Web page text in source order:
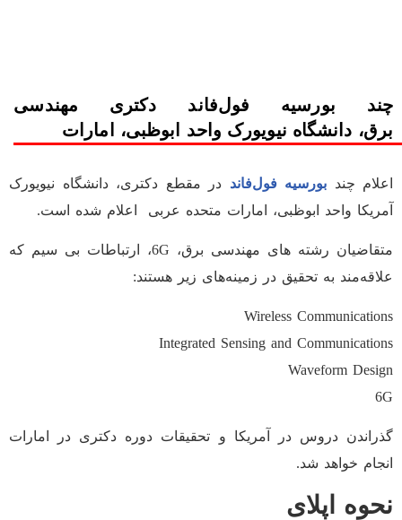
چند بورسیه فول‌فاند دکتری مهندسی
برق، دانشگاه نیویورک واحد ابوظبی، امارات
اعلام چند بورسیه فول‌فاند در مقطع دکتری، دانشگاه نیویورک
آمریکا واحد ابوظبی، امارات متحده عربی اعلام شده است.
متقاضیان رشته های مهندسی برق، 6G، ارتباطات بی سیم که
علاقه‌مند به تحقیق در زمینه‌های زیر هستند:
Wireless Communications
Integrated Sensing and Communications
Waveform Design
6G
گذراندن دروس در آمریکا و تحقیقات دوره دکتری در امارات
انجام خواهد شد.
نحوه اپلای